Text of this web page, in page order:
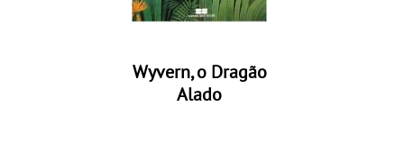
Wyvern, o Dragão
Alado